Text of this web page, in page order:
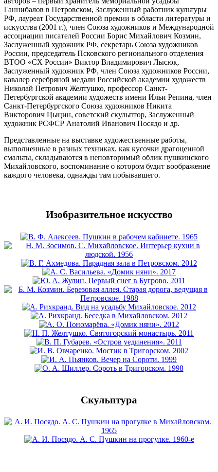
Ганнибалов в Петровском, Заслуженный работник культуры
РФ, лауреат Государственной премии в области литературы и
искусства (2001 г.), член Союза художников и Международной
ассоциации писателей России Борис Михайлович Козмин,
Заслуженный художник РФ, секретарь Союза художников
России, председатель Псковского регионального отделения
ВТОО «СХ России» Виктор Владимирович Лысюк,
Заслуженный художник РФ, член Союза художников России,
кавалер серебряной медали Российской академии художеств
Николай Петрович Желтушко, профессор Санкт-
Петербургской академии художеств имени Ильи Репина, член
Санкт-Петербургского Союза художников Никита
Викторович Цыцин, советский скульптор, Заслуженный
художник РСФСР Анатолий Иванович Посядо и др.
Представленные на выставке художественные работы,
выполненные в разных техниках, как кусочки драгоценной
смальты, складываются в неповторимый облик пушкинского
Михайловского, воспоминание о котором будит воображение
каждого человека, однажды там побывавшего.
Изобразительное искусство
Скульптура